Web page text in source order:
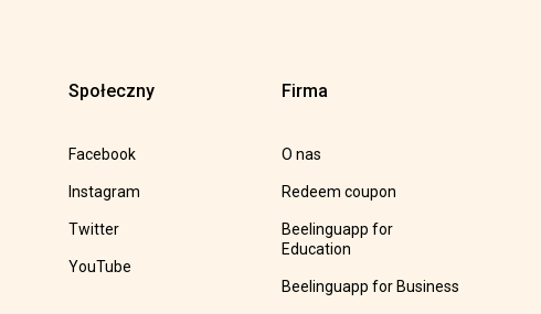
Społeczny
Facebook
Instagram
Twitter
YouTube
Firma
O nas
Redeem coupon
Beelinguapp for
Education
Beelinguapp for Business